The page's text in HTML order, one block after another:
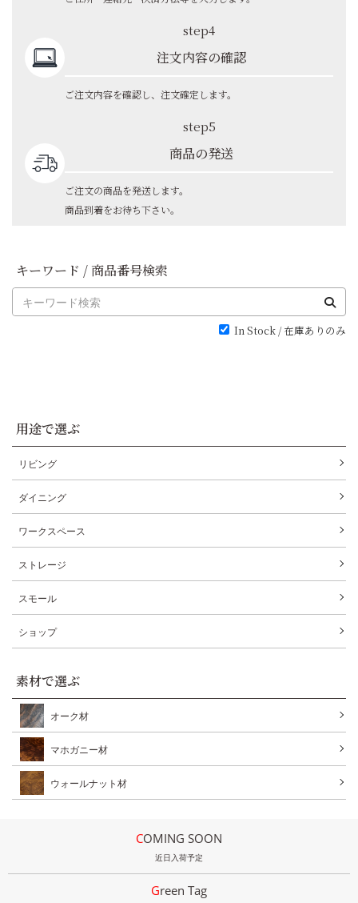
step4
注文内容の確認
ご注文内容を確認し、注文確定します。
step5
商品の発送
ご注文の商品を発送します。
商品到着をお待ち下さい。
キーワード / 商品番号検索
In Stock / 在庫ありのみ
用途で選ぶ
リビング
ダイニング
ワークスペース
ストレージ
スモール
ショップ
素材で選ぶ
オーク材
マホガニー材
ウォールナット材
COMING SOON
近日入荷予定
Green Tag